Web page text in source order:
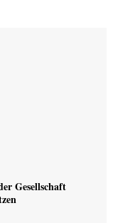
Gesellschaft